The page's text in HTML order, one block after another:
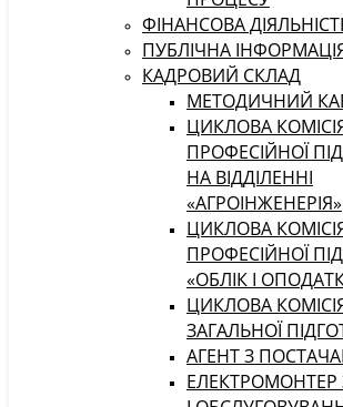
ФІНАНСОВА
ПУБЛІЧНА
КАДРОВИЙ СКЛАД
МЕТОДИЧНИЙ
ЦИКЛОВА
ПРОФЕСІЙНОЇ
НА ВІДДІЛЕННІ
«АГРОІНЖЕНЕРІЯ»
ЦИКЛОВА
ПРОФЕСІЙНОЇ
«ОБЛІК І
ЦИКЛОВА
ЗАГАЛЬНОЇ
АГЕНТ З